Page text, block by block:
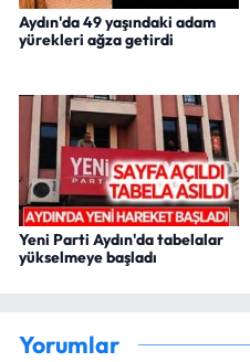
Aydın'da 49 yaşındaki adam
yürekleri ağza getirdi
Yeni Parti Aydın'da tabelalar
yükselmeye başladı
Yorumlar